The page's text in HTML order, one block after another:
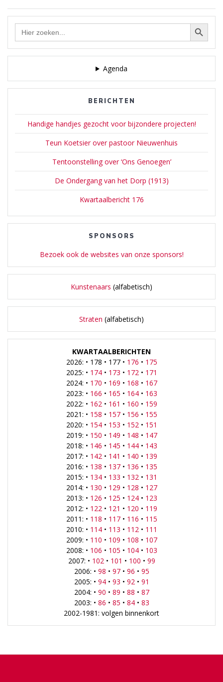
Zoek Zoekknop
Agenda
BERICHTEN
Handige handjes gezocht voor bijzondere projecten!
Teun Koetsier over pastoor Nieuwenhuis
Tentoonstelling over ‘Ons Genoegen’
De Ondergang van het Dorp (1913)
Kwartaalbericht 176
SPONSORS
Bezoek ook de websites van onze sponsors!
Kunstenaars (alfabetisch)
Straten (alfabetisch)
KWARTAALBERICHTEN
2026: • 178 • 177 • 176 • 175
2025: • 174• 173 • 172• 171
2024: • 170 • 169 • 168 • 167
2023: • 166 • 165 • 164• 163
2022: • 162• 161 • 160 • 159
2021: • 158 • 157• 156 • 155
2020: • 154• 153 • 152• 151
2019: • 150 • 149 • 148 • 147
2018: • 146 • 145 • 144• 143
2017: • 142• 141 • 140 • 139
2016: • 138 • 137• 136 • 135
2015: • 134• 133 • 132• 131
2014: • 130 • 129 • 128 • 127
2013: • 126 • 125 • 124• 123
2012: • 122• 121 • 120 • 119
2011: • 118 • 117• 116 • 115
2010: • 114• 113 • 112• 111
2009: • 110 • 109 • 108 • 107
2008: • 106 • 105 • 104• 103
2007: • 102• 101 • 100 • 99
2006: • 98 • 97• 96 • 95
2005: • 94• 93 • 92• 91
2004: • 90 • 89 • 88 • 87
2003: • 86 • 85 • 84• 83
2002-1981: volgen binnenkort